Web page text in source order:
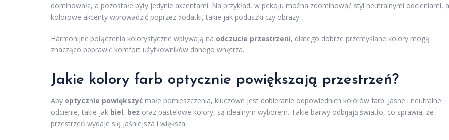
dominowała, a pozostałe były jedynie akcentami. Na przykład, w pokoju można zdominować styl neutralnymi odcieniami, a
kolorowe akcenty wprowadzić poprzez dodatki, takie jak poduszki czy obrazy.
Harmonijne połączenia kolorystyczne wpływają na odczucie przestrzeni, dlatego dobrze przemyślane kolory mogą
znacząco poprawić komfort użytkowników danego wnętrza.
Jakie kolory farb optycznie powiększają przestrzeń?
Aby optycznie powiększyć małe pomieszczenia, kluczowe jest dobieranie odpowiednich kolorów farb. Jasne i neutralne
odcienie, takie jak biel, beż oraz pastelowe kolory, są idealnym wyborem. Takie barwy odbijają światło, co sprawia, że
przestrzeń wydaje się jaśniejsza i większa.